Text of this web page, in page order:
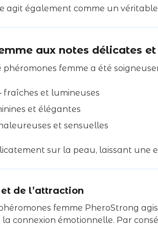
agit également comme un
aux notes délicates
femme a été
fraîches et lumineuses
et élégantes
et sensuelles
sur la peau, laissant une
de l’attraction
femme PheroStrong
connexion émotionnelle. Par